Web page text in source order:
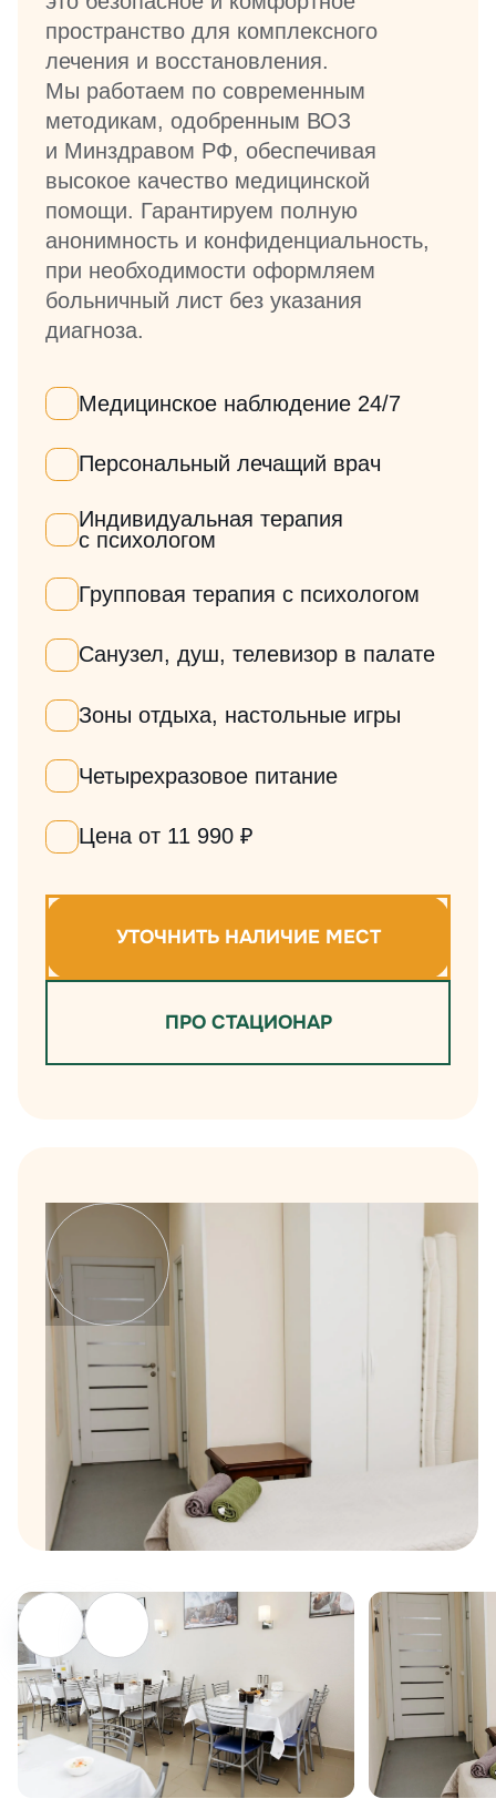
пространство для комплексного
лечения и восстановления.
Мы работаем по современным
методикам, одобренным ВОЗ
и Минздравом РФ, обеспечивая
высокое качество медицинской
помощи. Гарантируем полную
анонимность и конфиденциальность,
при необходимости оформляем
больничный лист без указания
диагноза.
Медицинское наблюдение 24/7
Персональный лечащий врач
Индивидуальная терапия
с психологом
Групповая терапия с психологом
Санузел, душ, телевизор в палате
Зоны отдыха, настольные игры
Четырехразовое питание
Цена от 11 990 ₽
УТОЧНИТЬ НАЛИЧИЕ МЕСТ
ПРО СТАЦИОНАР